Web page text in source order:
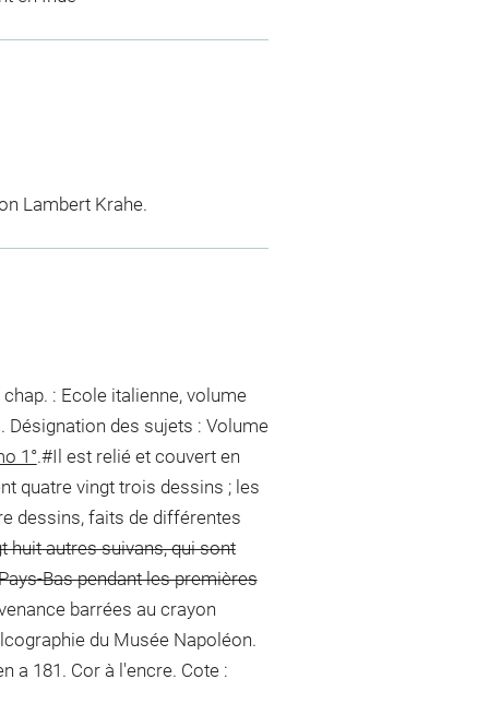
Lambert Krahe.
: Ecole italienne, volume
Désignation des sujets : Volume
1°.#Il est relié et couvert en
quatre vingt trois dessins ; les
dessins, faits de différentes
huit autres suivans, qui sont
Bas pendant les premières
barrées au crayon
du Musée Napoléon.
a 181. Cor à l'encre. Cote :